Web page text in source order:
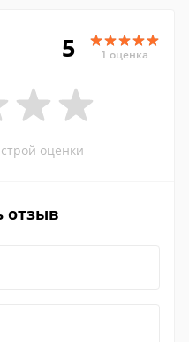
5 1 оценка
оценки
отзыв